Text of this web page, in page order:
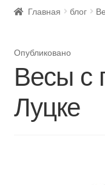
Блог
Доставка и оплата
Главная блог
Опубликовано
Весы с
Луцке